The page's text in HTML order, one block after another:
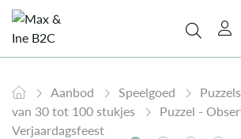
Aanbod Speelgoed Puzzels
van 30 tot 100 stukjes
Puzzel -
Verjaardagsfeest